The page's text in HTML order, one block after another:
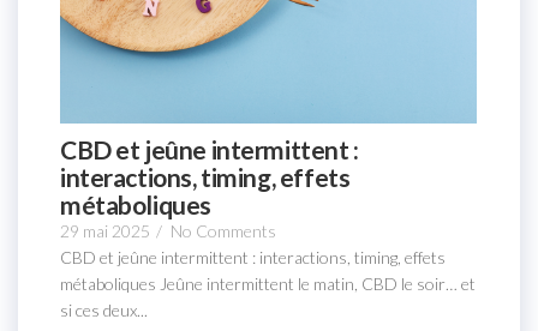
CBD et jeûne intermittent :
interactions, timing, effets
métaboliques
29 mai 2025 / No Comments
CBD et jeûne intermittent : interactions, timing, effets
métaboliques Jeûne intermittent le matin, CBD le soir… et
si ces deux...